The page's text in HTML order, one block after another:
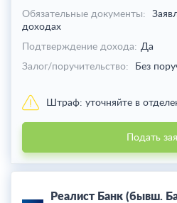
Обязательные документы:
доходах
Подтверждение дохода: Да
Залог/поручительство:
Без
Штраф: уточняйте в
Подать
Реалист Банк (бывш.